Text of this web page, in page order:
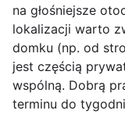
na głośniejsze
lokalizacji warto
domku (np. od
jest częścią
wspólną. Dobrą
terminu do